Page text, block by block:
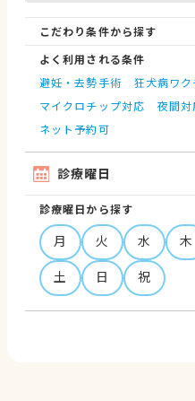
こだわり条件から探す
よく利用される条件
避妊・去勢手術
狂犬病ワク
マイクロチップ対応
夜間対
ネット予約可
診療曜日
診療曜日から探す
月 火 水 木
土
日 祝